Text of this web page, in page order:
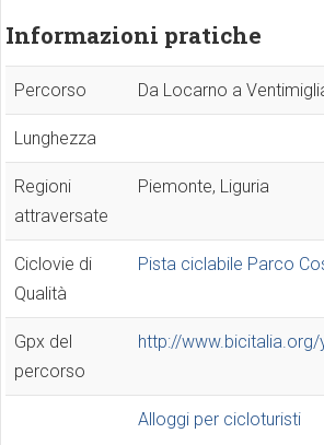
Informazioni pratiche
Percorso Da Locarno a
Lunghezza
Regioni
attraversate
Piemonte, Liguria
Ciclovie di
Qualità
Pista ciclabile Parco
Gpx del
percorso
http://
Alloggi per cicloturisti